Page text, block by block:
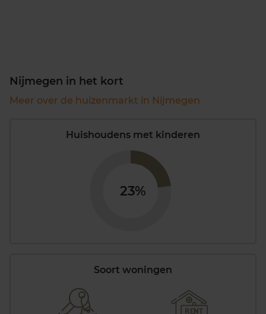
Nijmegen in het kort
Meer over de huizenmarkt in Nijmegen
Huishoudens met kinderen
23%
Soort woningen